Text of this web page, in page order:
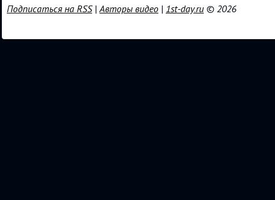
Подписаться на RSS|Авторы видео | 1st-day.ru © 2026